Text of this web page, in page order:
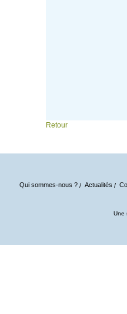
Retour
Qui sommes-nous ? Actualités